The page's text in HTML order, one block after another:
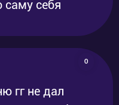
себя
0
гг не дал